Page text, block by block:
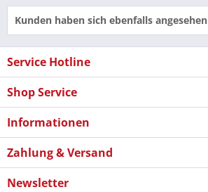
Kunden haben sich ebenfalls angesehen
Service Hotline
Shop Service
Informationen
Zahlung & Versand
Newsletter